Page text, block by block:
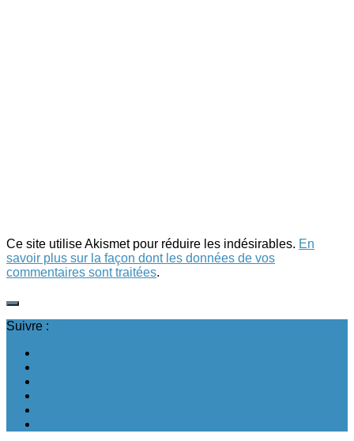
Ce site utilise Akismet pour réduire les indésirables. En
savoir plus sur la façon dont les données de vos
commentaires sont traitées.
Suivre :